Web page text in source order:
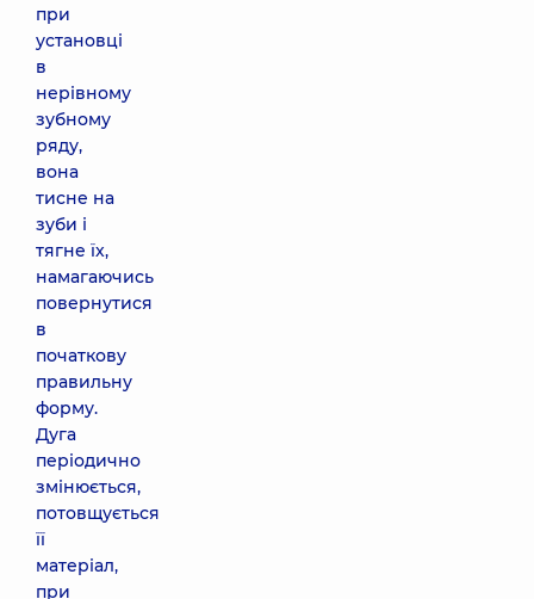
при
установці
в
нерівному
зубному
ряду,
вона
тисне на
зуби і
тягне їх,
намагаючись
повернутися
в
початкову
правильну
форму.
Дуга
періодично
змінюється,
потовщується
її
матеріал,
при